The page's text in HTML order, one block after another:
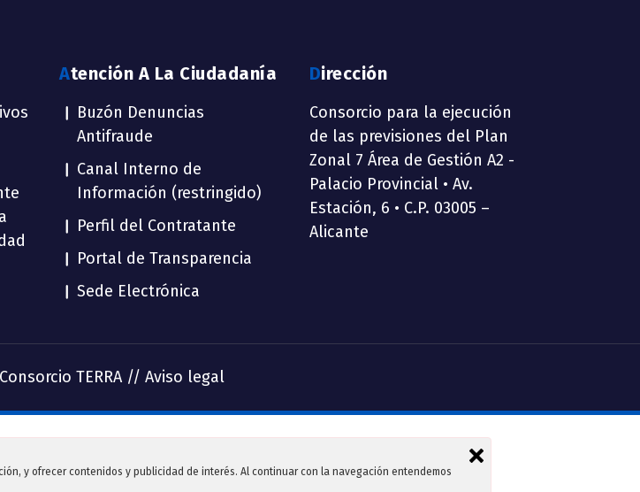
Atención A La Ciudadanía
Buzón Denuncias
Antifraude
Canal Interno de
Información (restringido)
Perfil del Contratante
Portal de Transparencia
Sede Electrónica
Dirección
Consorcio para la ejecución
de las previsiones del Plan
Zonal 7 Área de Gestión A2 -
Palacio Provincial • Av.
Estación, 6 • C.P. 03005 –
Alicante
TERRA // Aviso legal
y ofrecer contenidos y publicidad de interés. Al continuar con la navegación entendemos